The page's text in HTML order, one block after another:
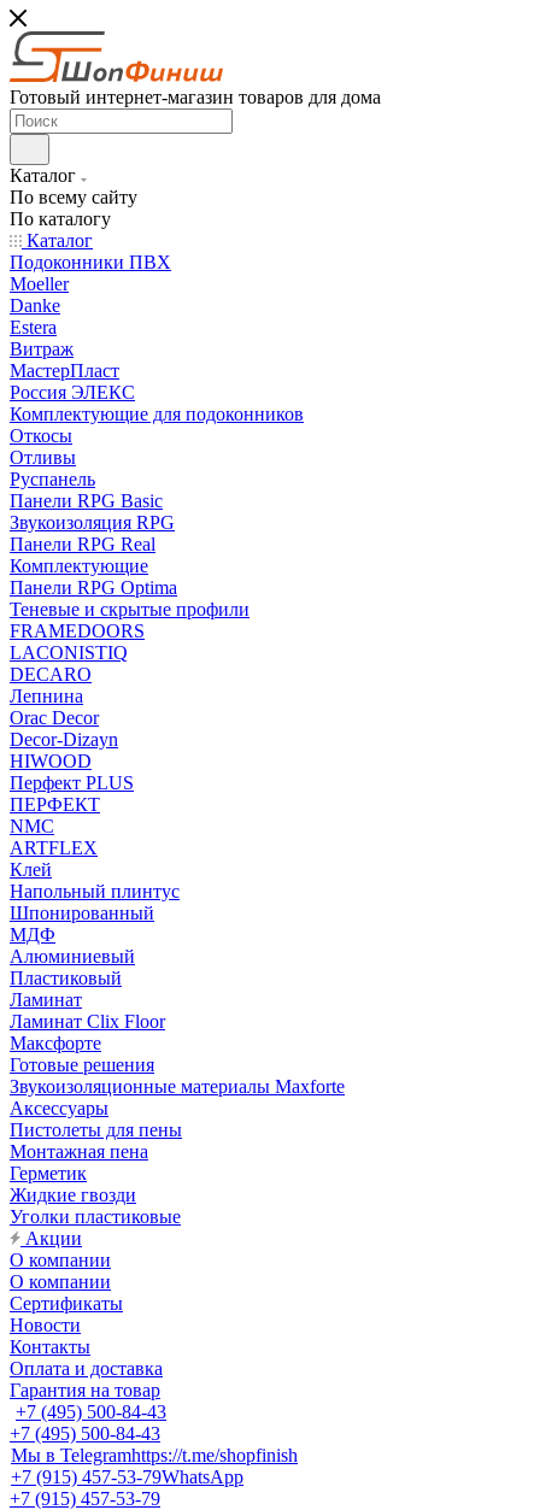
Готовый интернет-магазин товаров для дома
Каталог
По всему сайту
По каталогу
Каталог
Подоконники ПВХ
Moeller
Danke
Estera
Витраж
МастерПласт
Россия ЭЛЕКС
Комплектующие для подоконников
Откосы
Отливы
Руспанель
Панели RPG Basic
Звукоизоляция RPG
Панели RPG Real
Комплектующие
Панели RPG Optima
Теневые и скрытые профили
FRAMEDOORS
LACONISTIQ
DECARO
Лепнина
Orac Decor
Decor-Dizayn
HIWOOD
Перфект PLUS
ПЕРФЕКТ
NMC
ARTFLEX
Клей
Напольный плинтус
Шпонированный
МДФ
Алюминиевый
Пластиковый
Ламинат
Ламинат Clix Floor
Максфорте
Готовые решения
Звукоизоляционные материалы Maxforte
Аксессуары
Пистолеты для пены
Монтажная пена
Герметик
Жидкие гвозди
Уголки пластиковые
Акции
О компании
О компании
Сертификаты
Новости
Контакты
Оплата и доставка
Гарантия на товар
+7 (495) 500-84-43
+7 (495) 500-84-43
Мы в Telegramhttps://t.me/shopfinish
+7 (915) 457-53-79WhatsApp
+7 (915) 457-53-79